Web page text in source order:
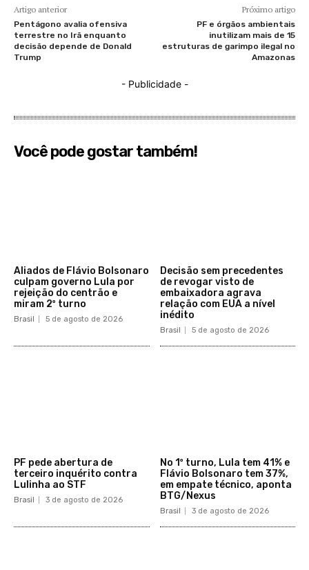
Artigo anterior
Pentágono avalia ofensiva
terrestre no Irã enquanto
decisão depende de Donald
Trump
Próximo artigo
PF e órgãos ambientais
inutilizam mais de 15
estruturas de garimpo ilegal no
Amazonas
- Publicidade -
Você pode gostar também!
Aliados de Flávio Bolsonaro
culpam governo Lula por
rejeição do centrão e
miram 2º turno
Brasil 5 de agosto de 2026
Decisão sem precedentes
de revogar visto de
embaixadora agrava
relação com EUA a nível
inédito
Brasil 5 de agosto de 2026
PF pede abertura de
terceiro inquérito contra
Lulinha ao STF
Brasil 3 de agosto de 2026
No 1º turno, Lula tem 41% e
Flávio Bolsonaro tem 37%,
em empate técnico, aponta
BTG/Nexus
Brasil 3 de agosto de 2026